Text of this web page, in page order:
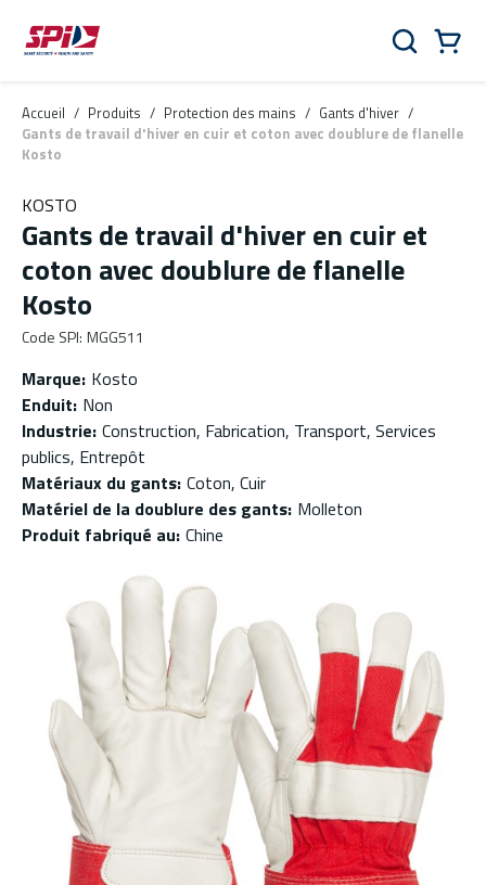
Aller au contenu principal
Skip to menu
Skip to footer
Rechercher
Accueil / Produits / Protection des mains / Gants d'hiver /
Gants de travail d'hiver en cuir et coton avec doublure de flanelle
Kosto
KOSTO
Gants de travail d'hiver en cuir et
coton avec doublure de flanelle
Kosto
Code SPI: MGG511
Marque: Kosto
Enduit: Non
Industrie: Construction, Fabrication, Transport, Services
publics, Entrepôt
Matériaux du gants: Coton, Cuir
Matériel de la doublure des gants: Molleton
Produit fabriqué au: Chine